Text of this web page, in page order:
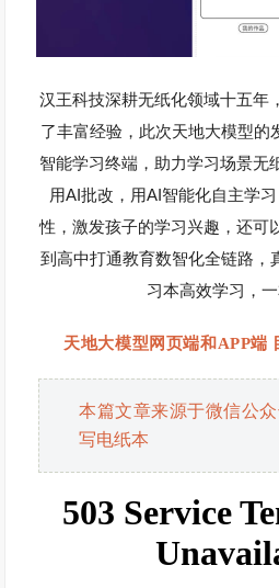
汉王科技深耕无纸化领域十五年
了丰富经验，此次天地大模型的
智能学习终端，助力学习场景无
用AI批改，用AI智能化自主学习
性 ，激发孩子的学习兴趣，还可
到高中打通教育数智化全链路，
习本高效学习，一
天地大模型网页端和APP端
本篇文章来源于微
写电纸本